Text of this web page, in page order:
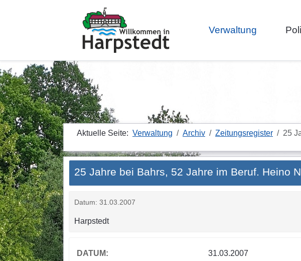
Verwaltung
Aktuelle Seite: Verwaltung Archiv Zeitungsregister 25
25 Jahre bei Bahrs, 52 Jahre im Beruf. Heino
Datum: 31.03.2007
Harpstedt
DATUM:
31.03.2007